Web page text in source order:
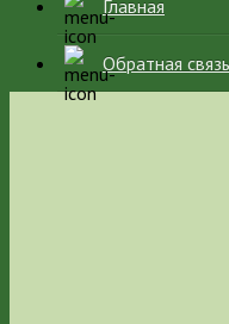
Главная
Обратная связь